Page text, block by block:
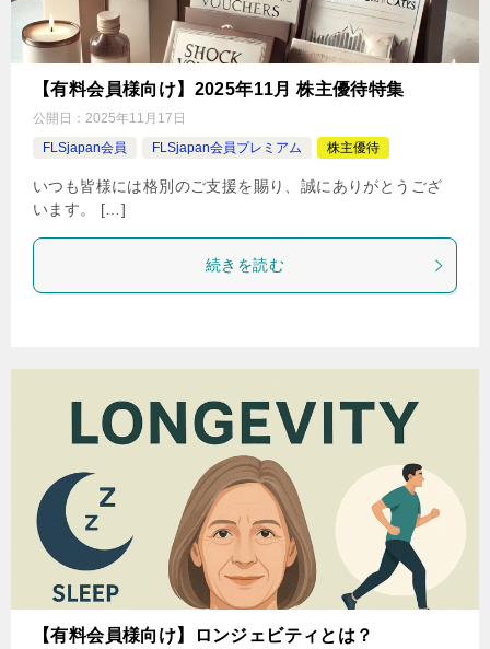
【有料会員様向け】2025年11月 株主優待特集
公開日： 2025年11月17日
FLSjapan会員
FLSjapan会員プレミアム 株主優待
いつも皆様には格別のご支援を賜り、誠にありがとうござ
います。 […]
続きを読む
【有料会員様向け】ロンジェビティとは？